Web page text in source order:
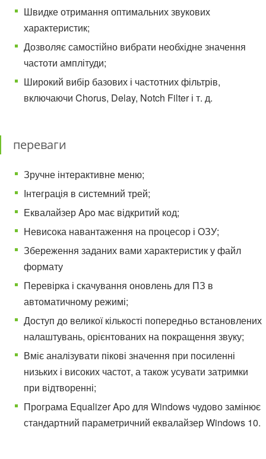
Швидке отримання оптимальних звукових
характеристик;
Дозволяє самостійно вибрати необхідне значення
частоти амплітуди;
Широкий вибір базових і частотних фільтрів,
включаючи Chorus, Delay, Notch Filter і т. д.
переваги
Зручне інтерактивне меню;
Інтеграція в системний трей;
Еквалайзер Apo має відкритий код;
Невисока навантаження на процесор і ОЗУ;
Збереження заданих вами характеристик у файл
формату
Перевірка і скачування оновлень для ПЗ в
автоматичному режимі;
Доступ до великої кількості попередньо встановлених
налаштувань, орієнтованих на покращення звуку;
Вміє аналізувати пікові значення при посиленні
низьких і високих частот, а також усувати затримки
при відтворенні;
Програма Equalizer Apo для Windows чудово замінює
стандартний параметричний еквалайзер Windows 10.